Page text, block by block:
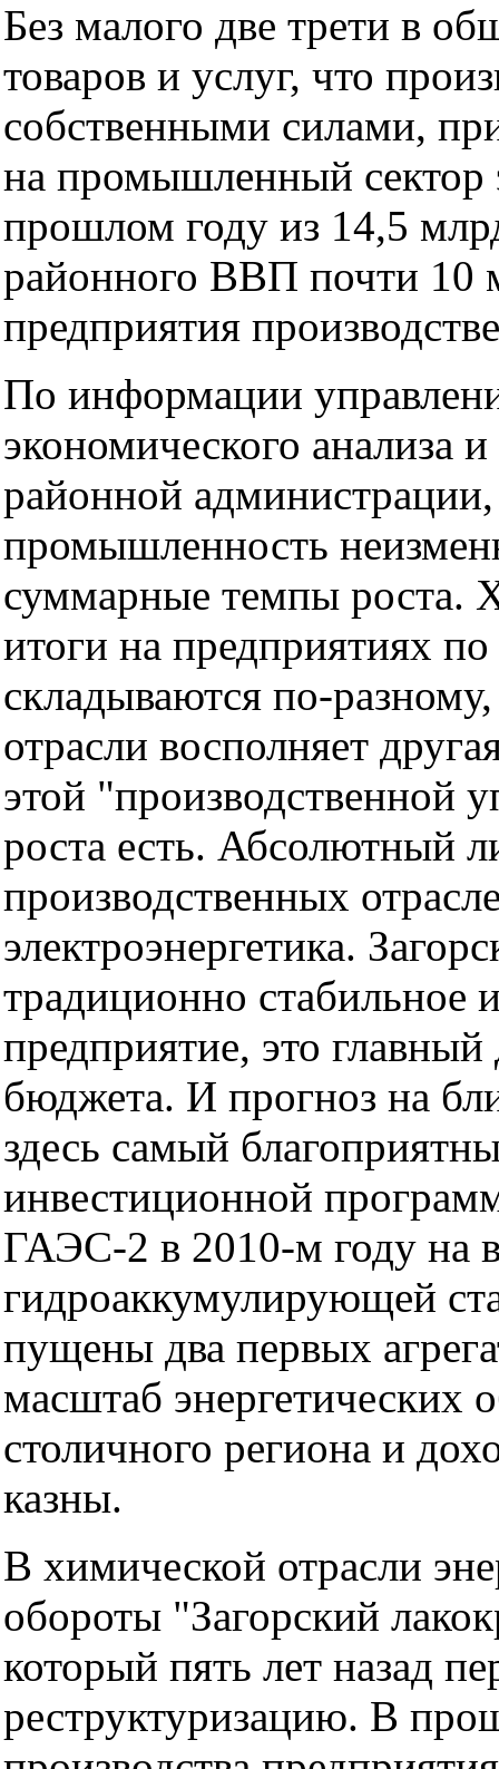
Без малого две трети в
товаров и услуг, что
собственными силами,
на промышленный
прошлом году из 14,5
районного ВВП почти 10
предприятия
По информации
экономического анализа
районной администрации,
промышленность
суммарные темпы роста.
итоги на предприятиях
складываются по-
отрасли восполняет
этой "производственной
роста есть. Абсолютный
производственных
электроэнергетика.
традиционно стабильное
предприятие, это
бюджета. И прогноз на
здесь самый
инвестиционной
ГАЭС-2 в 2010-м году на
гидроаккумулирующей
пущены два первых
масштаб энергетических
столичного региона и
казны.
В химической отрасли
обороты "Загорский
который пять лет назад
реструктуризацию. В